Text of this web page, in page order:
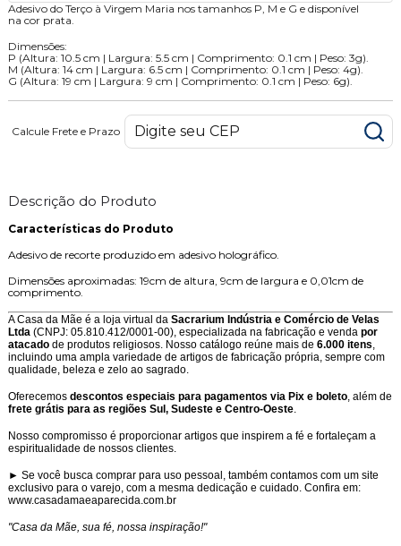
Adesivo do Terço à Virgem Maria nos tamanhos P, M e G e disponível
na cor prata.
Dimensões:
P (Altura: 10.5 cm | Largura: 5.5 cm | Comprimento: 0.1 cm | Peso: 3g).
M (Altura: 14 cm | Largura: 6.5 cm | Comprimento: 0.1 cm | Peso: 4g).
G (Altura: 19 cm | Largura: 9 cm | Comprimento: 0.1 cm | Peso: 6g).
Calcule Frete e Prazo
Descrição do Produto
Características do Produto
Adesivo de recorte produzido em adesivo holográfico.
Dimensões aproximadas: 19cm de altura, 9cm de largura e 0,01cm de
comprimento.
A Casa da Mãe é a loja virtual daSacrarium Indústria e Comércio de Velas
Ltda(CNPJ: 05.810.412/0001-00), especializada na fabricação e venda por
atacadode produtos religiosos. Nosso catálogo reúne mais de 6.000 itens,
incluindo uma ampla variedade de artigos de fabricação própria, sempre com
qualidade, beleza e zelo ao sagrado.
Oferecemos descontos especiais para pagamentos via Pix e boleto, além de
frete grátis para as regiões Sul, Sudeste e Centro-Oeste.
Nosso compromisso é proporcionar artigos que inspirem a fé e fortaleçam a
espiritualidade de nossos clientes.
► Se você busca comprar para uso pessoal, também contamos com um site
exclusivo para o varejo, com a mesma dedicação e cuidado. Confira em:
www.casadamaeaparecida.com.br
"Casa da Mãe, sua fé, nossa inspiração!"